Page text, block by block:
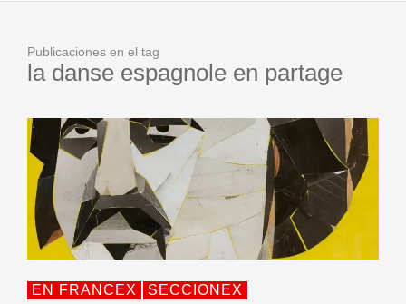
Publicaciones en el tag
la danse espagnole en partage
EN FRANCEX SECCIONEX